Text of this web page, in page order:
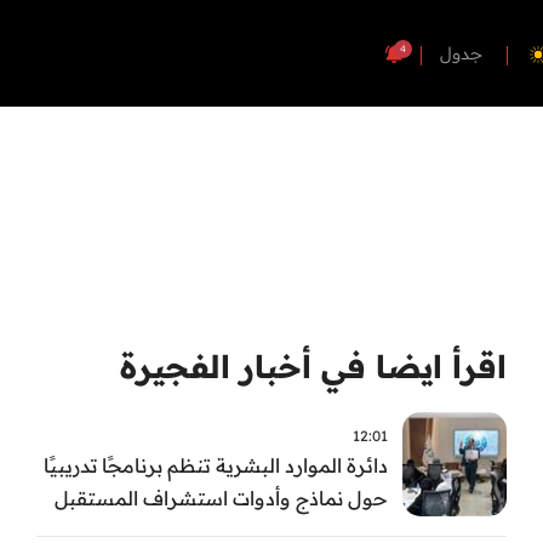
جدول 4
اقرأ ايضا في أخبار الفجيرة
12:01
دائرة الموارد البشرية تنظم برنامجًا تدريبيًا
حول نماذج وأدوات استشراف المستقبل